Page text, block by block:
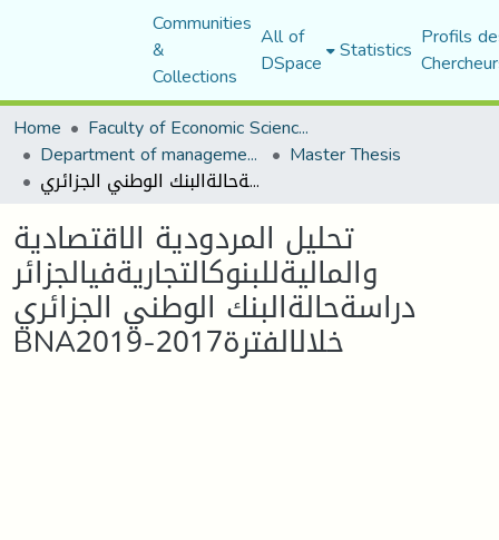
Communities
&
Collections
All of
DSpace Statistics Profils
Home
Faculty of Economic Sciences, Commerce and Management Sciences
Department of management sciences Master Thesis
تحليل المردودية الاقتصادية والماليةللبنوكالتجاريةفيالجزائر دراسةحالةالبنك الوطني الجزائري BNAخلالالفترة2017-2019
تحليل المردودية الاقتصادية
والماليةللبنوكالتجاريةفيالجزائر
دراسةحالةالبنك الوطني الجزائري
BNAخلالالفترة2017-2019